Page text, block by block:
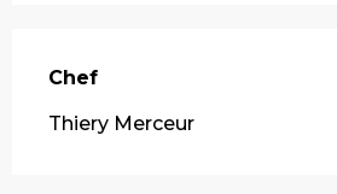
Chef
Chef
Thiery Merceur